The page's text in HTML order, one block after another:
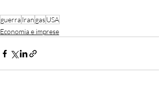
guerra Iran gasUSA
Economia e imprese